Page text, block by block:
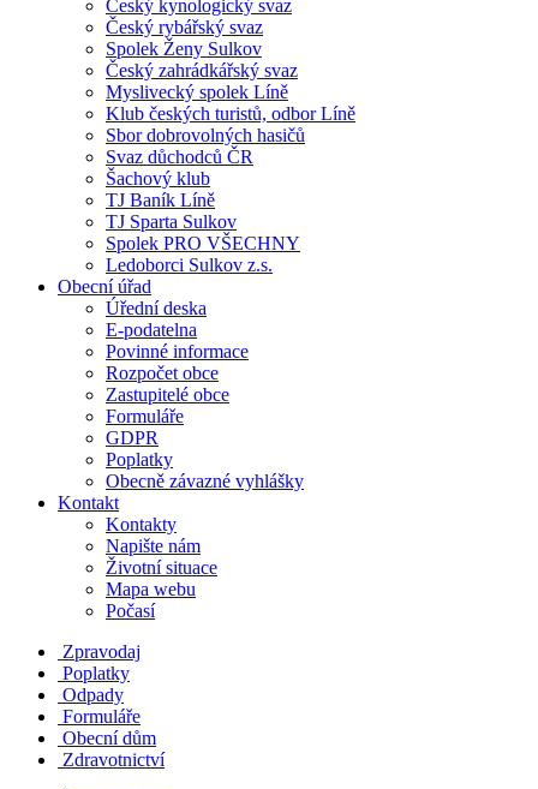
Český kynologický svaz
Český rybářský svaz
Spolek Ženy Sulkov
Český zahrádkářský svaz
Myslivecký spolek Líně
Klub českých turistů, odbor Líně
Sbor dobrovolných hasičů
Svaz důchodců ČR
Šachový klub
TJ Baník Líně
TJ Sparta Sulkov
Spolek PRO VŠECHNY
Ledoborci Sulkov z.s.
Obecní úřad
Úřední deska
E-podatelna
Povinné informace
Rozpočet obce
Zastupitelé obce
Formuláře
GDPR
Poplatky
Obecně závazné vyhlášky
Kontakt
Kontakty
Napište nám
Životní situace
Mapa webu
Počasí
Zpravodaj
Poplatky
Odpady
Formuláře
Obecní dům
Zdravotnictví